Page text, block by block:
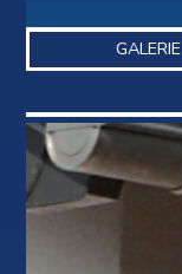
GALERIE